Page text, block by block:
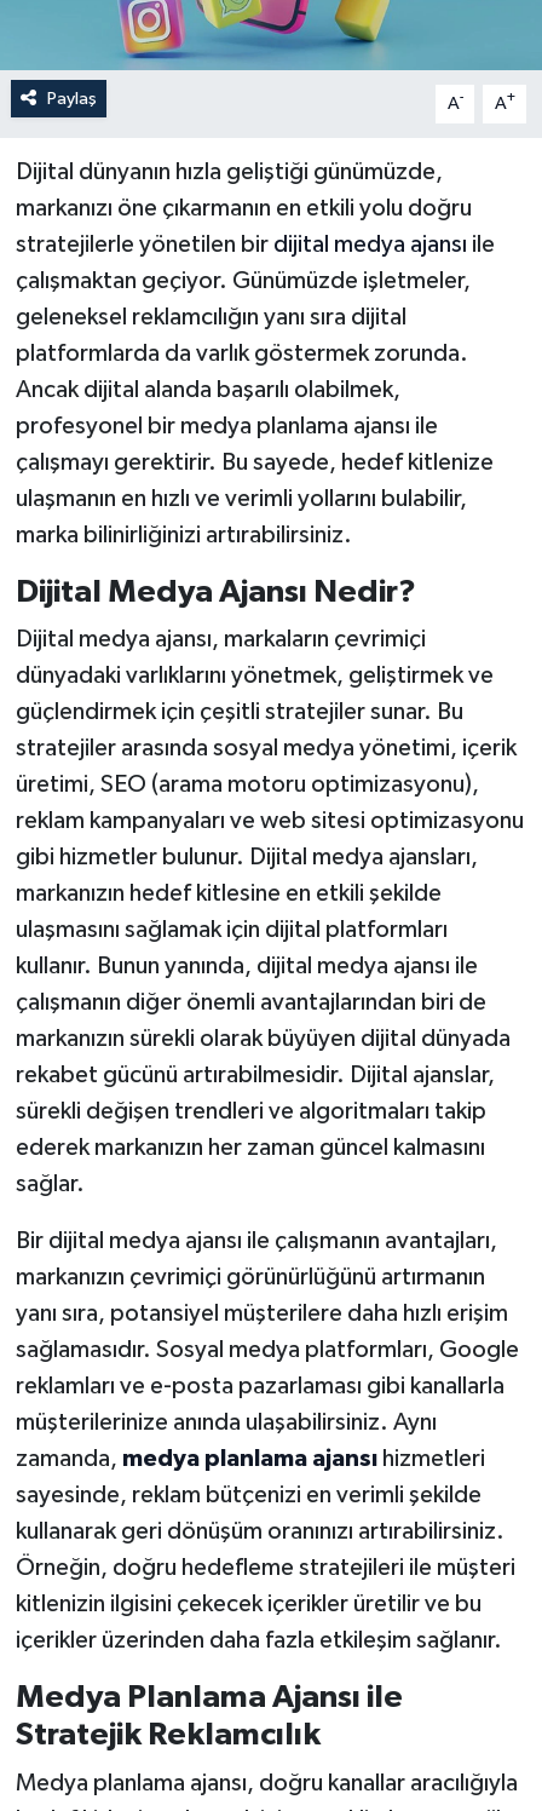
Paylaş A- A+
Dijital dünyanın hızla geliştiği günümüzde,
markanızı öne çıkarmanın en etkili yolu doğru
stratejilerle yönetilen bir dijital medya ajansı ile
çalışmaktan geçiyor. Günümüzde işletmeler,
geleneksel reklamcılığın yanı sıra dijital
platformlarda da varlık göstermek zorunda.
Ancak dijital alanda başarılı olabilmek,
profesyonel bir medya planlama ajansı ile
çalışmayı gerektirir. Bu sayede, hedef kitlenize
ulaşmanın en hızlı ve verimli yollarını bulabilir,
marka bilinirliğinizi artırabilirsiniz.
Dijital Medya Ajansı Nedir?
Dijital medya ajansı, markaların çevrimiçi
dünyadaki varlıklarını yönetmek, geliştirmek ve
güçlendirmek için çeşitli stratejiler sunar. Bu
stratejiler arasında sosyal medya yönetimi, içerik
üretimi, SEO (arama motoru optimizasyonu),
reklam kampanyaları ve web sitesi optimizasyonu
gibi hizmetler bulunur. Dijital medya ajansları,
markanızın hedef kitlesine en etkili şekilde
ulaşmasını sağlamak için dijital platformları
kullanır. Bunun yanında, dijital medya ajansı ile
çalışmanın diğer önemli avantajlarından biri de
markanızın sürekli olarak büyüyen dijital dünyada
rekabet gücünü artırabilmesidir. Dijital ajanslar,
sürekli değişen trendleri ve algoritmaları takip
ederek markanızın her zaman güncel kalmasını
sağlar.
Bir dijital medya ajansı ile çalışmanın avantajları,
markanızın çevrimiçi görünürlüğünü artırmanın
yanı sıra, potansiyel müşterilere daha hızlı erişim
sağlamasıdır. Sosyal medya platformları, Google
reklamları ve e-posta pazarlaması gibi kanallarla
müşterilerinize anında ulaşabilirsiniz. Aynı
zamanda, medya planlama ajansıhizmetleri
sayesinde, reklam bütçenizi en verimli şekilde
kullanarak geri dönüşüm oranınızı artırabilirsiniz.
Örneğin, doğru hedefleme stratejileri ile müşteri
kitlenizin ilgisini çekecek içerikler üretilir ve bu
içerikler üzerinden daha fazla etkileşim sağlanır.
Medya Planlama Ajansı ile
Stratejik Reklamcılık
Medya planlama ajansı, doğru kanallar aracılığıyla